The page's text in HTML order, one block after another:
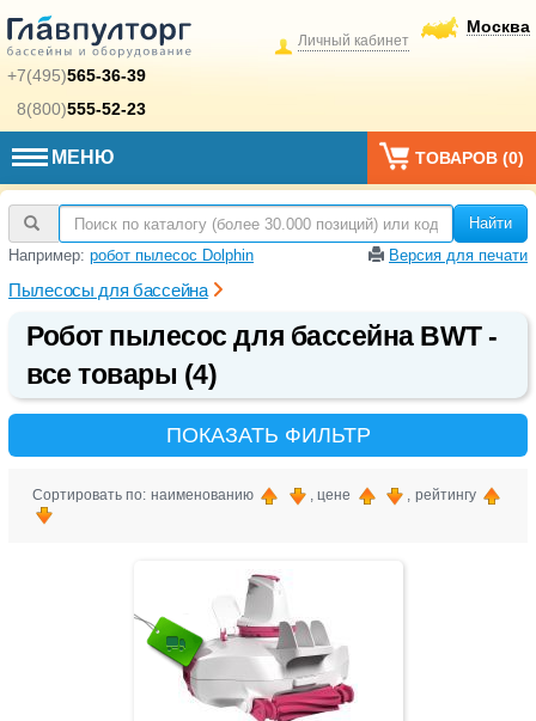
+7(495)565-36-39
8(800)555-52-23
Москва
Личный кабинет
МЕНЮ ТОВАРОВ (0)
Найти
Например: робот пылесос Dolphin Версия для печати
Пылесосы для бассейна
Робот пылесос для бассейна BWT -
все товары (4)
ПОКАЗАТЬ ФИЛЬТР
Сортировать по: наименованию , цене , рейтингу